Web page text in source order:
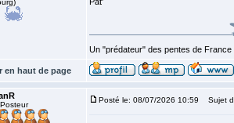
Un "prédateur" des pentes de
en haut de page
Posté le: 08/07/2026 10:59 Sujet